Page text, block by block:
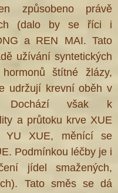
právě
(dalo by se říci i
a REN MAI. Tato
užívání syntetických
štítné žlázy,
udržují krevní oběh v
Dochází však k
a průtoku krve XUE
YU XUE, měnící se
Podmínkou léčby je i
jídel smažených,
Tato směs se dá